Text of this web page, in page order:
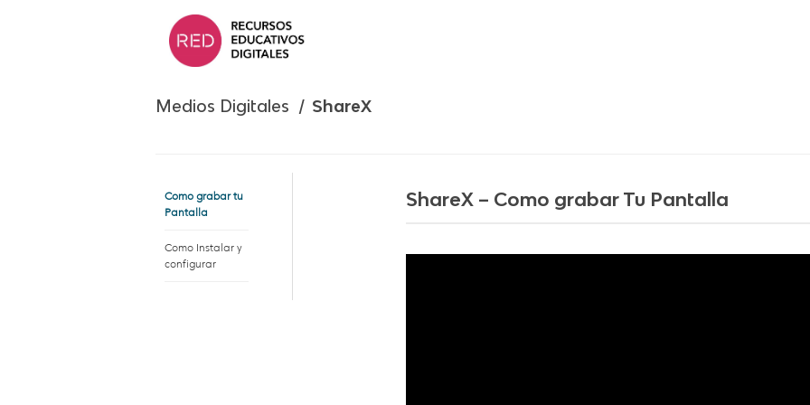
Saltar
al
Medios Digitales / ShareX
Como grabar tu
Pantalla
Como Instalar y
configurar
ShareX – Como grabar Tu Pantalla